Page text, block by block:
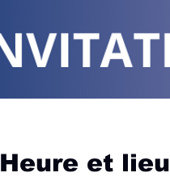
Heure et lieu